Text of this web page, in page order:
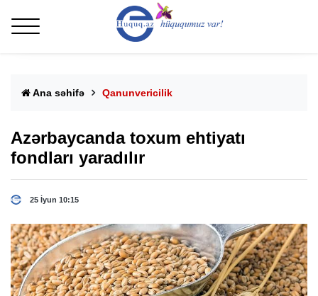
Ana səhifə Qanunvericilik
Azərbaycanda toxum ehtiyatı
fondları yaradılır
25 İyun 10:15